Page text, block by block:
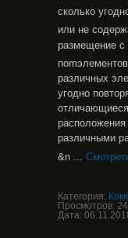
сколько
или не
размещение с
различных
угодно
различными
&n ...
Категория:
Просмотров:
Дата: